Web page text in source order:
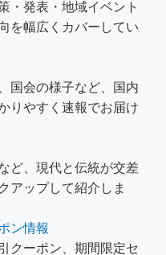
・発表・地域イベント
を幅広くカバーしてい
国会の様子など、国内
りやすく速報でお届け
ど、現代と伝統が交差
アップして紹介しま
ン情報
クーポン、期間限定セ